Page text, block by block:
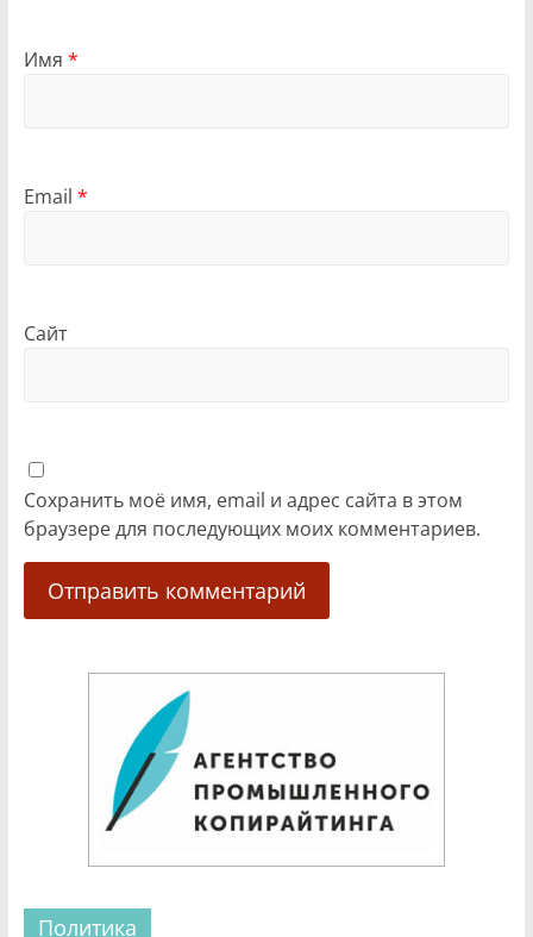
Имя *
Email *
Сайт
Сохранить моё имя, email и адрес сайта в этом
браузере для последующих моих комментариев.
Политика